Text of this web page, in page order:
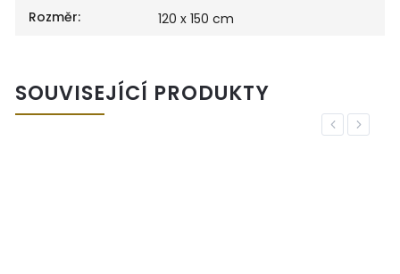
Rozměr: 120 x 150 cm
SOUVISEJÍCÍ PRODUKTY
Previous
Next